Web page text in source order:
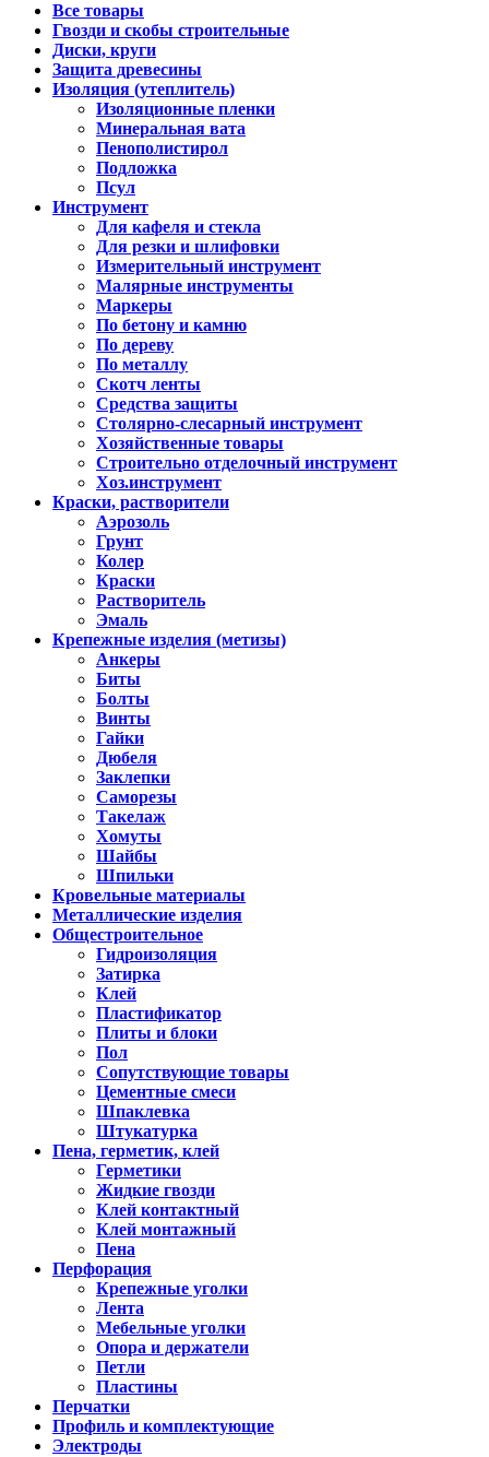
Все товары
Гвозди и скобы строительные
Диски, круги
Защита древесины
Изоляция (утеплитель)
Изоляционные пленки
Минеральная вата
Пенополистирол
Подложка
Псул
Инструмент
Для кафеля и стекла
Для резки и шлифовки
Измерительный инструмент
Малярные инструменты
Маркеры
По бетону и камню
По дереву
По металлу
Скотч ленты
Средства защиты
Столярно-слесарный инструмент
Хозяйственные товары
Строительно отделочный инструмент
Хоз.инструмент
Краски, растворители
Аэрозоль
Грунт
Колер
Краски
Растворитель
Эмаль
Крепежные изделия (метизы)
Анкеры
Биты
Болты
Винты
Гайки
Дюбеля
Заклепки
Саморезы
Такелаж
Хомуты
Шайбы
Шпильки
Кровельные материалы
Металлические изделия
Общестроительное
Гидроизоляция
Затирка
Клей
Пластификатор
Плиты и блоки
Пол
Сопутствующие товары
Цементные смеси
Шпаклевка
Штукатурка
Пена, герметик, клей
Герметики
Жидкие гвозди
Клей контактный
Клей монтажный
Пена
Перфорация
Крепежные уголки
Лента
Мебельные уголки
Опора и держатели
Петли
Пластины
Перчатки
Профиль и комплектующие
Электроды